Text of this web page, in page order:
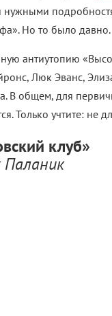
Но то было давно.
антиутопию
Люк Эванс,
общем, для
Только учтите: не
клуб»
Паланик